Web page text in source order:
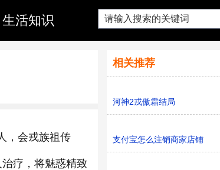
生活知识
，会戎族祖传
疗，将魅惑精致
相关推荐
河神2戎傲霜结局
支付宝怎么注销商家店铺